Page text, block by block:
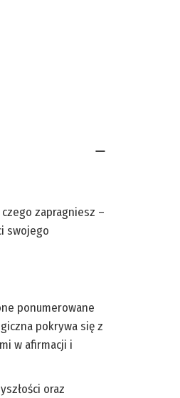
zapragniesz –
swojego
ponumerowane
pokrywa się z
w afirmacji i
oraz